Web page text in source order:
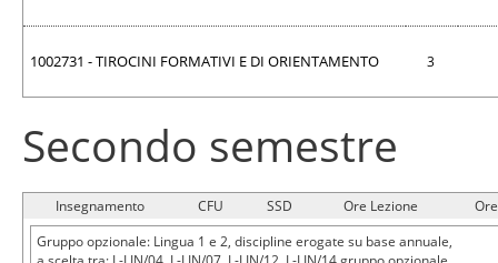
1002731 - TIROCINI FORMATIVI E DI ORIENTAMENTO 3
Secondo semestre
Insegnamento CFU SSD Ore Lezione
Gruppo opzionale: Lingua 1 e 2, discipline erogate su base annuale,